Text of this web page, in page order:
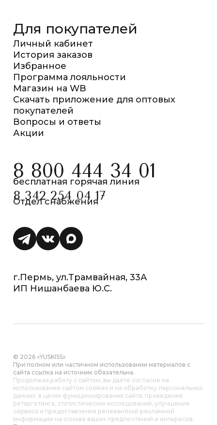
Для покупателей
Личный кабинет
История заказов
Избранное
Программа лояльности
Магазин на WB
Скачать приложение для оптовых
покупателей
Вопросы и ответы
Акции
8 800 444 34 01
бесплатная горячая линия
8 342 254 04 17
Отдел снабжения
г.Пермь, ул.Трамвайная, 33А
ИП Нишанбаева Ю.С.
© 2026 «YUSKISS»
При полном или частичном использовании материалов с
сайта ссылка на источник обязательна.
Продолжая работу с сайтом, вы даете согласие на
использование сайтом cookies и на обработку персональных
данных в целях функционирования сайта, проведения
ретаргетинга, статистических исследований, улучшения
сервиса и предоставления релевантной рекламной
информации на основе ваших предпочтений и интересов.